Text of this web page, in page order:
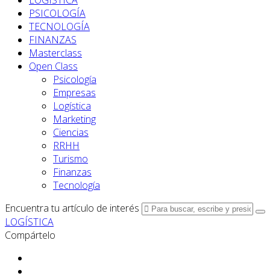
PSICOLOGÍA
TECNOLOGÍA
FINANZAS
Masterclass
Open Class
Psicología
Empresas
Logística
Marketing
Ciencias
RRHH
Turismo
Finanzas
Tecnología
Encuentra tu artículo de interés
LOGÍSTICA
Compártelo